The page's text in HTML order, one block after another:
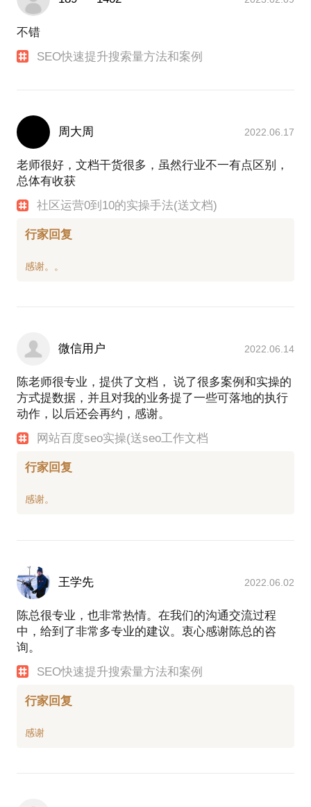
不错
SEO快速提升搜索量方法和案例
周大周 2022.06.17
老师很好，文档干货很多，虽然行业不一有点区别，
总体有收获
社区运营0到10的实操手法(送文档)
行家回复
微信用户 2022.06.14
陈老师很专业，提供了文档， 说了很多案例和实操的
方式提数据，并且对我的业务提了一些可落地的执行
动作，以后还会再约，感谢。
网站百度seo实操(送seo工作文档
行家回复
王学先 2022.06.02
陈总很专业，也非常热情。在我们的沟通交流过程
中，给到了非常多专业的建议。衷心感谢陈总的咨
询。
SEO快速提升搜索量方法和案例
行家回复